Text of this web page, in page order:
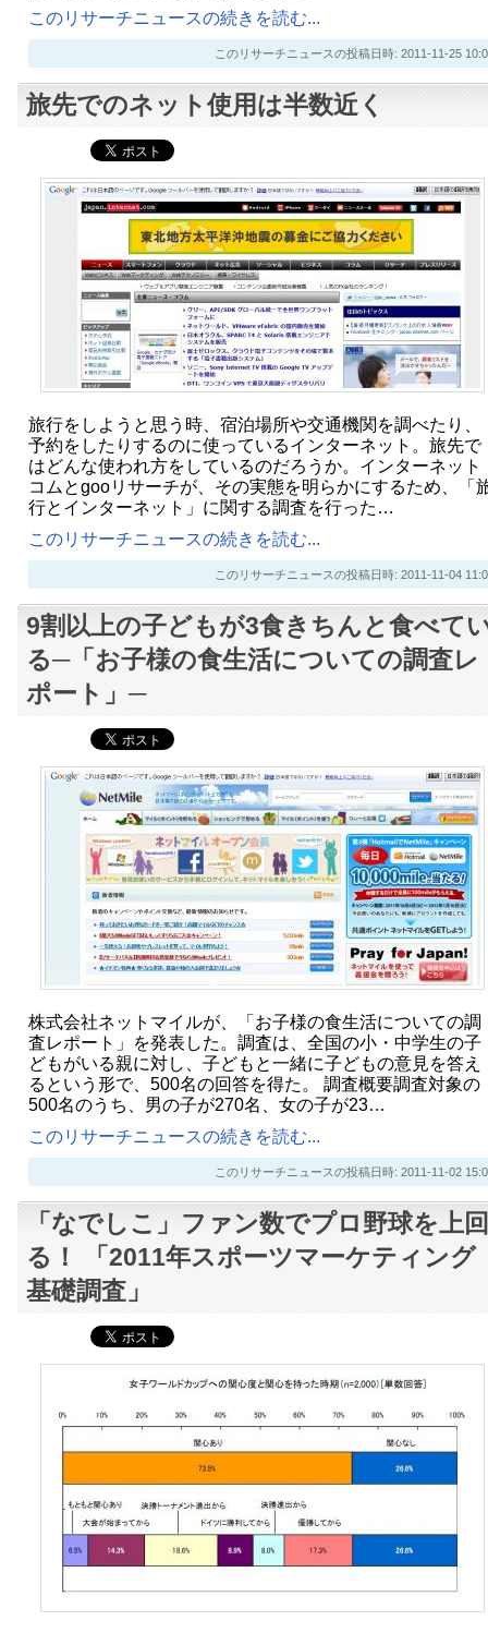
このリサーチニュースの続きを読む...
このリサーチニュースの投稿日時: 2011-11-25
旅先でのネット使用は半数近く
旅行をしようと思う時、宿泊場所や交通機関を調べたり、
予約をしたりするのに使っているインターネット。旅先で
はどんな使われ方をしているのだろうか。インターネット
コムとgooリサーチが、その実態を明らかにするため、「
行とインターネット」に関する調査を行った…
このリサーチニュースの続きを読む...
このリサーチニュースの投稿日時: 2011-11-04
9割以上の子どもが3食きちんと食べて
る─「お子様の食生活についての調査レ
ポート」─
株式会社ネットマイルが、「お子様の食生活についての調
査レポート」を発表した。調査は、全国の小・中学生の子
どもがいる親に対し、子どもと一緒に子どもの意見を答え
るという形で、500名の回答を得た。 調査概要調査対象の
500名のうち、男の子が270名、女の子が23…
このリサーチニュースの続きを読む...
このリサーチニュースの投稿日時: 2011-11-02
「なでしこ」ファン数でプロ野球を上回
る！ 「2011年スポーツマーケティング
基礎調査」